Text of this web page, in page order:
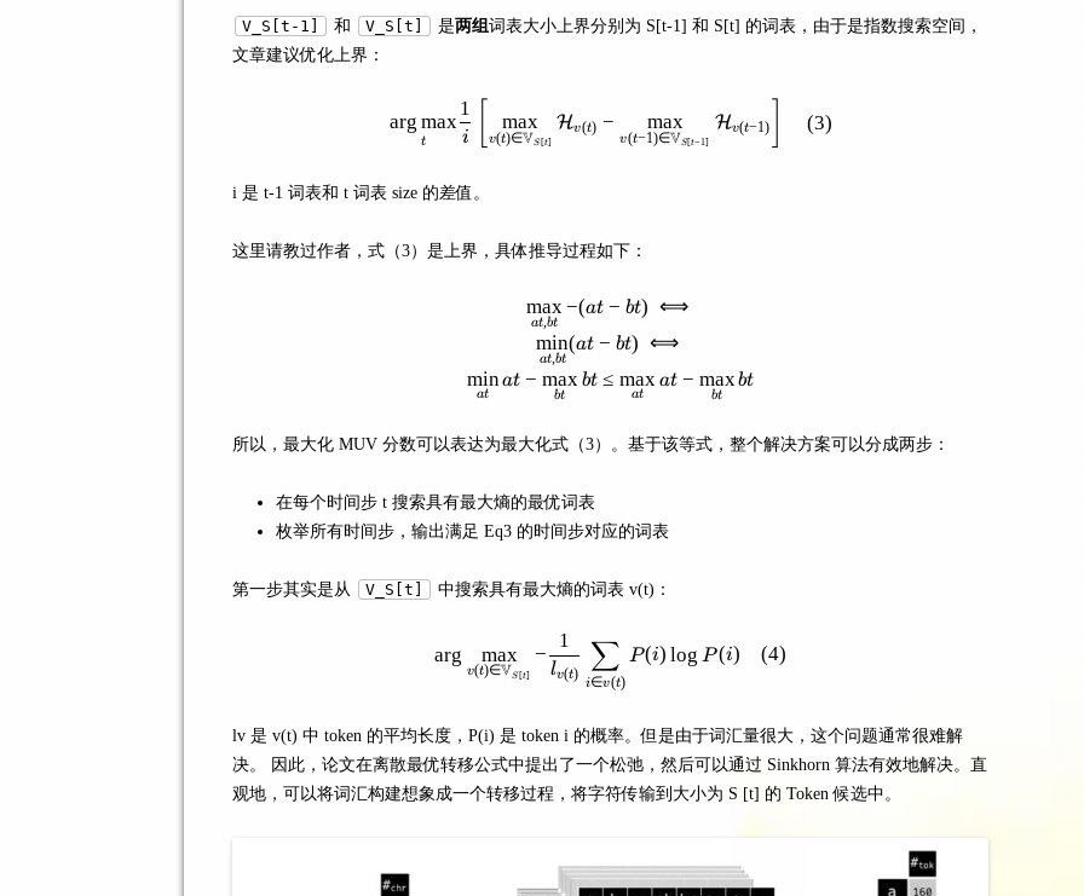
V_S[t-1] 和 V_S[t] 是两组 词表大小上界分别为 S[t-1] 和 S[t] 的词表，由于是指数搜索空间，
文章建议优化上界：
\underset{t}{\arg \max } \frac{1}{i}\left[\max
t
arg max
i
1
v(t)∈VS[t]
max Hv(t) −
v(t−1)∈VS[t−1]
max Hv(t−1) (3)
i 是 t-1 词表和 t 词表 size 的差值。
这里请教过作者，式（3）是上界，具体推导过程如下：
\max_{at, bt} - (at - bt) \iff \\ \min_{at,bt} (at-bt) \iff \\
at,bt
max−(at − bt) ⟺
at,bt
min(at − bt) ⟺
at
minat −
bt
maxbt ≤
at
maxat −
bt
maxbt
所以，最大化 MUV 分数可以表达为最大化式（3）。基于该等式，整个解决方案可以分成两步：
在每个时间步 t 搜索具有最大熵的最优词表
枚举所有时间步，输出满足 Eq3 的时间步对应的词表
第一步其实是从 V_S[t] 中搜索具有最大熵的词表 v(t)：
\arg \max_{v(t) \in \mathbb{V}_{S[t]}} -
arg
v(t)∈VS[t]
max −
lv(t)
1
i∈v(t)
∑ P(i) log P(i) (4)
lv 是 v(t) 中 token 的平均长度，P(i) 是 token i 的概率。但是由于词汇量很大，这个问题通常很难解
决。 因此，论文在离散最优转移公式中提出了一个松弛，然后可以通过 Sinkhorn 算法有效地解决。直
观地，可以将词汇构建想象成一个转移过程，将字符传输到大小为 S [t] 的 Token 候选中。